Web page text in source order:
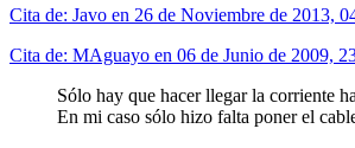
Cita de: Javo en 26 de Noviembre de 2013,
Cita de: MAguayo en 06 de Junio de 2009,
Sólo hay que hacer llegar la corriente
En mi caso sólo hizo falta poner el